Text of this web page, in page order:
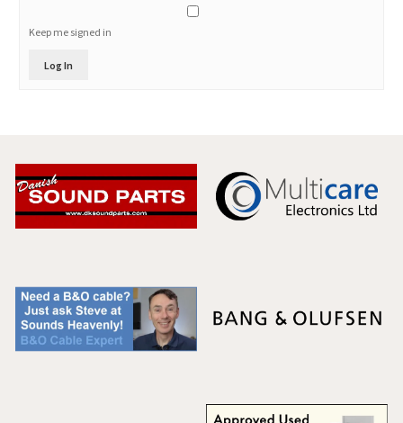
Keep me signed in
Log In